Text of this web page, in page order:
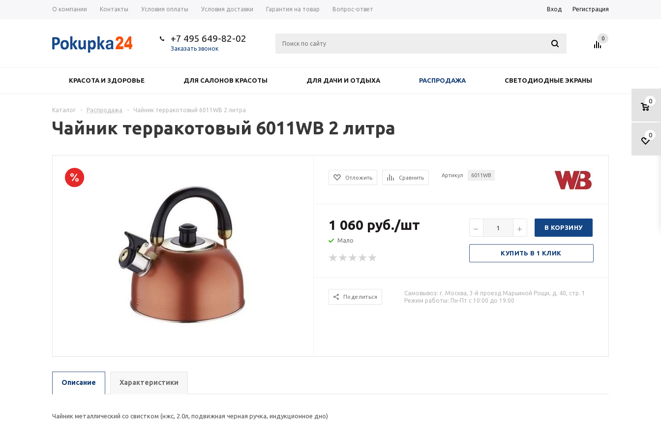
О компании Контакты Условия оплаты Условия доставки Гарантия на товар Вопрос-ответ Вход Регистрация
+7 495 649-82-02
Заказать звонок
0
0
0
КРАСОТА И ЗДОРОВЬЕ ДЛЯ САЛОНОВ КРАСОТЫ ДЛЯ ДАЧИ И ОТДЫХА РАСПРОДАЖА СВЕТОДИОДНЫЕ ЭКРАНЫ
Каталог - Распродажа - Чайник терракотовый 6011WB 2 литра
Чайник терракотовый 6011WB 2 литра
Отложить Сравнить Артикул 6011WB
1 060 руб./шт
Мало
В КОРЗИНУ
КУПИТЬ В 1 КЛИК
Поделиться
Самовывоз: г. Москва, 3-й проезд Марьиной Рощи, д. 40, стр. 1
Режим работы: Пн-Пт с 10:00 до 19:00
Описание Характеристики
Чайник металлический со свистком (нжc, 2.0л, подвижная черная ручка, индукционное дно)